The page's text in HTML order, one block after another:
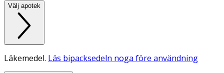
Välj apotek
Läkemedel. Läs bipacksedeln noga före användning